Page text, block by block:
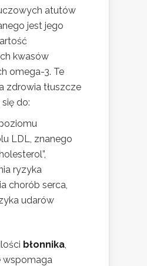
atutów
jest jego
kwasów
omega-3. Te
zdrowia tłuszcze
do:
LDL, znanego
ryzyka
chorób serca,
udarów
błonnika,
wspomaga